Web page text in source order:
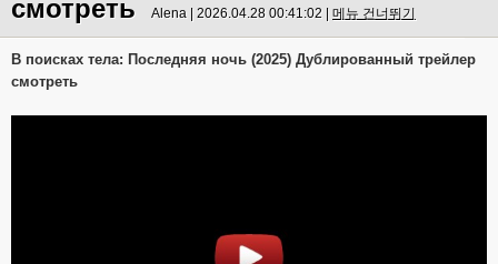
смотреть
Alena | 2026.04.28 00:41:02 | 메뉴 건너뛰기
В поисках тела: Последняя ночь (2025) Дублированный трейлер
смотреть